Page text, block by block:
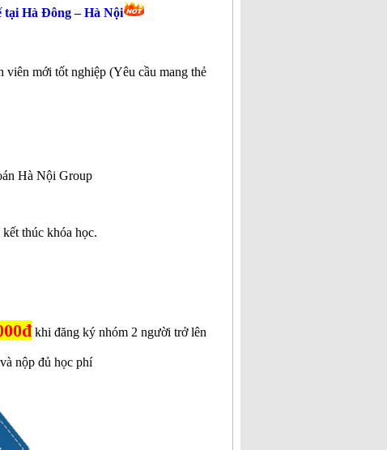
tại Hà Đông – Hà Nội
viên mới tốt nghiệp (Yêu cầu mang thẻ
Hà Nội Group
thúc khóa học.
khi đăng ký nhóm 2 người trở lên
nộp đủ học phí